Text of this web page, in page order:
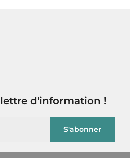
d'information !